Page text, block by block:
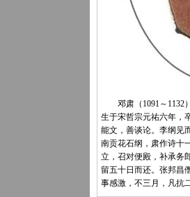
邓肃（1091～1132）
生于宋哲宗元祐六年，
能文，善谈论。李纲见
南贡花石纲，肃作诗十
立，召对便殿，补承务
留五十日而还。张邦昌
事感激，不三月，凡